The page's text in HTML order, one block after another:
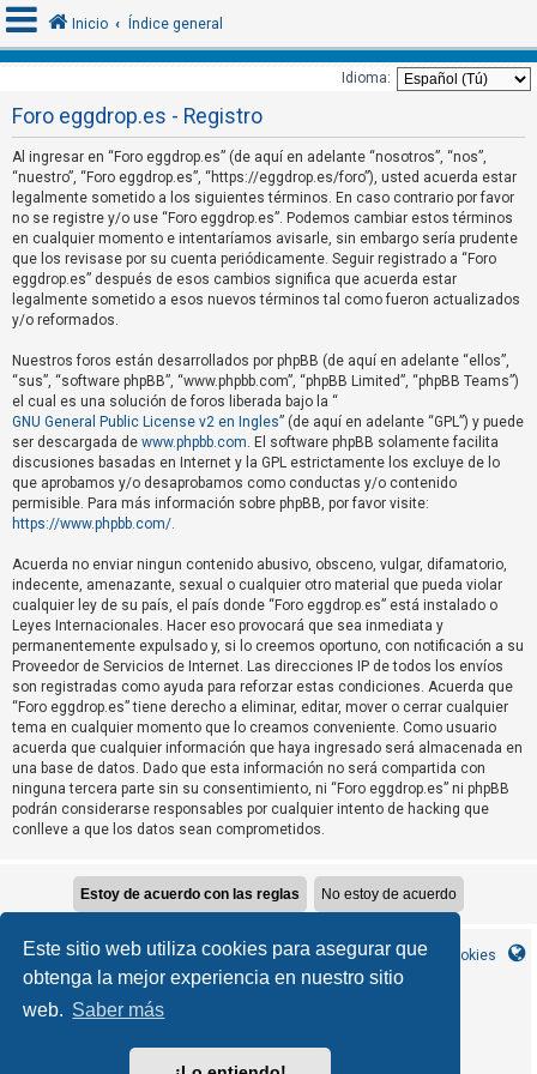
Este sitio web utiliza cookies para asegurar que
obtenga la mejor experiencia en nuestro sitio
web. Saber más
I
d
e
n
t
i
f
i
c
a
r
s
e
e
m
a
s
s
i
n
r
e
s
s
t
a
Inicio Índice general
Idioma:
Foro eggdrop.es - Registro
Al ingresar en “Foro eggdrop.es” (de aquí en adelante “nosotros”, “nos”,
“nuestro”, “Foro eggdrop.es”, “https://eggdrop.es/foro”), usted acuerda estar
legalmente sometido a los siguientes términos. En caso contrario por favor
no se registre y/o use “Foro eggdrop.es”. Podemos cambiar estos términos
en cualquier momento e intentaríamos avisarle, sin embargo sería prudente
que los revisase por su cuenta periódicamente. Seguir registrado a “Foro
eggdrop.es” después de esos cambios significa que acuerda estar
legalmente sometido a esos nuevos términos tal como fueron actualizados
y/o reformados.
Nuestros foros están desarrollados por phpBB (de aquí en adelante “ellos”,
“sus”, “software phpBB”, “www.phpbb.com”, “phpBB Limited”, “phpBB Teams”)
el cual es una solución de foros liberada bajo la “
GNU General Public License v2 en Ingles” (de aquí en adelante “GPL”) y puede
ser descargada de www.phpbb.com. El software phpBB solamente facilita
discusiones basadas en Internet y la GPL estrictamente los excluye de lo
que aprobamos y/o desaprobamos como conductas y/o contenido
permisible. Para más información sobre phpBB, por favor visite:
https://www.phpbb.com/.
Acuerda no enviar ningun contenido abusivo, obsceno, vulgar, difamatorio,
indecente, amenazante, sexual o cualquier otro material que pueda violar
cualquier ley de su país, el país donde “Foro eggdrop.es” está instalado o
Leyes Internacionales. Hacer eso provocará que sea inmediata y
permanentemente expulsado y, si lo creemos oportuno, con notificación a su
Proveedor de Servicios de Internet. Las direcciones IP de todos los envíos
son registradas como ayuda para reforzar estas condiciones. Acuerda que
“Foro eggdrop.es” tiene derecho a eliminar, editar, mover o cerrar cualquier
tema en cualquier momento que lo creamos conveniente. Como usuario
acuerda que cualquier información que haya ingresado será almacenada en
una base de datos. Dado que esta información no será compartida con
ninguna tercera parte sin su consentimiento, ni “Foro eggdrop.es” ni phpBB
podrán considerarse responsables por cualquier intento de hacking que
conlleve a que los datos sean comprometidos.
Inicio Índice general Borrar cookies
Contáctanos
Desarrollado porphpBB® Forum Software © phpBB Limited